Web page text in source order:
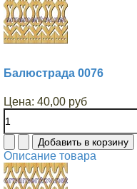
Балюстрада 0076
Цена: 40,00 руб
Описание товара